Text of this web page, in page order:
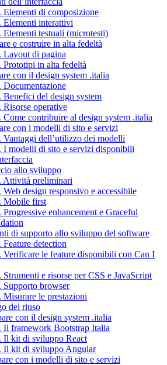
Elementi di composizione
Elementi interattivi
Elementi testuali (microtesti)
e costruire in alta fedeltà
Layout di pagina
Prototipi in alta fedeltà
con il design system .italia
Documentazione
Benefici del design system
Risorse operative
Come contribuire al design system .italia
con i modelli di sito e servizi
Vantaggi dell’utilizzo dei modelli
I modelli di sito e servizi disponibili
allo sviluppo
Attività preliminari
Web design responsivo e accessibile
Mobile first
Progressive enhancement e Graceful
di supporto allo sviluppo del software
Feature detection
Verificare le feature disponibili con Can I
Strumenti e risorse per CSS e JavaScript
Supporto browser
Misurare le prestazioni
del riuso
con il design system .italia
Il framework Bootstrap Italia
Il kit di sviluppo React
Il kit di sviluppo Angular
con i modelli di sito e servizi